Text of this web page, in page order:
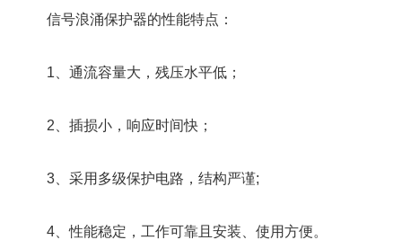
信号浪涌保护器的性能特点：
1、通流容量大，残压水平低；
2、插损小，响应时间快；
3、采用多级保护电路，结构严谨;
4、性能稳定，工作可靠且安装、使用方便。